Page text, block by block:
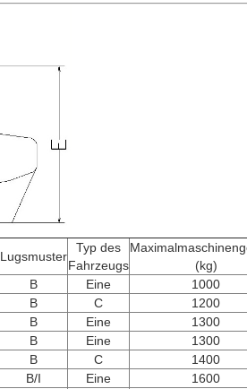
Lugsmuster
Typ des
Fahrzeugs
(kg)
B Eine
1000
B C 1200
B Eine
1300
B Eine
1300
B C 1400
B/I Eine
1600